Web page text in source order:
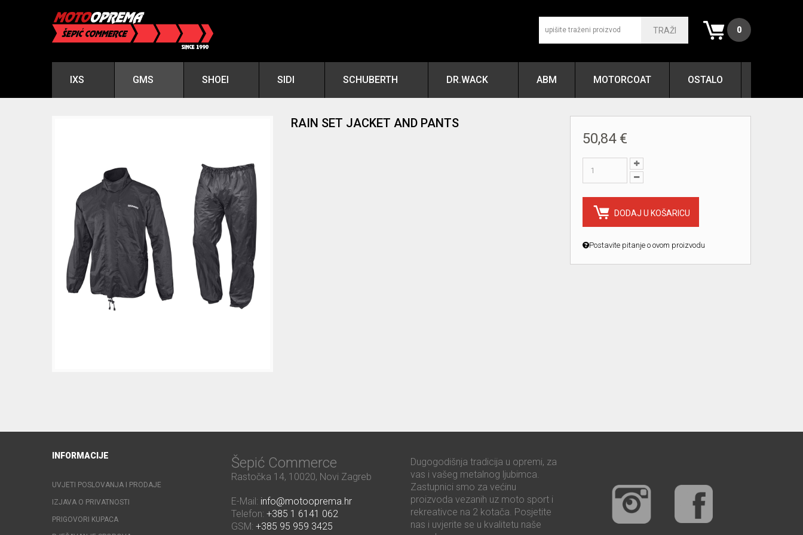
0
TRAŽI
IXS GMS SHOEI SIDI SCHUBERTH DR.WACK ABM MOTORCOAT OSTALO
RAIN SET JACKET AND PANTS
50,84 €
DODAJ U KOŠARICU
Postavite pitanje o ovom proizvodu
INFORMACIJE
UVJETI POSLOVANJA I PRODAJE
IZJAVA O PRIVATNOSTI
PRIGOVORI KUPACA
Šepić Commerce
Rastočka 14, 10020, Novi Zagreb
E-Mail: info@motooprema.hr
Telefon: +385 1 6141 062
GSM: +385 95 959 3425
Dugogodišnja tradicija u opremi, za
vas i vašeg metalnog ljubimca.
Zastupnici smo za većinu
proizvoda vezanih uz moto sport i
rekreativce na 2 kotača. Posjetite
nas i uvjerite se u kvalitetu naše